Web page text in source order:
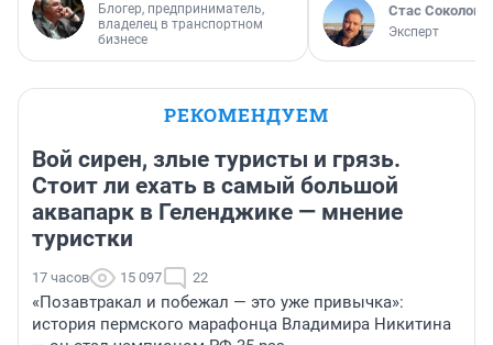
Блогер, предприниматель,
владелец в транспортном
бизнесе
Стас Соколов
Эксперт
РЕКОМЕНДУЕМ
Вой сирен, злые туристы и грязь.
Стоит ли ехать в самый большой
аквапарк в Геленджике — мнение
туристки
17 часов 15 097 22
«Позавтракал и побежал — это уже привычка»:
история пермского марафонца Владимира Никитина